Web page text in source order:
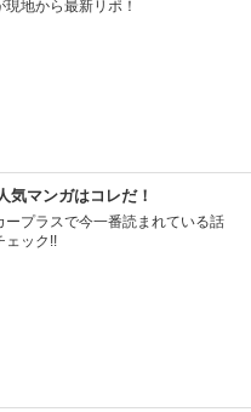
現地から最新リポ！
気マンガはコレだ！
ープラスで今一番読まれている話
ェック!!